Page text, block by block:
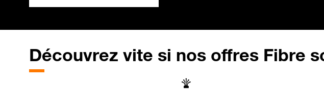
Découvrez vite si nos offres Fibre